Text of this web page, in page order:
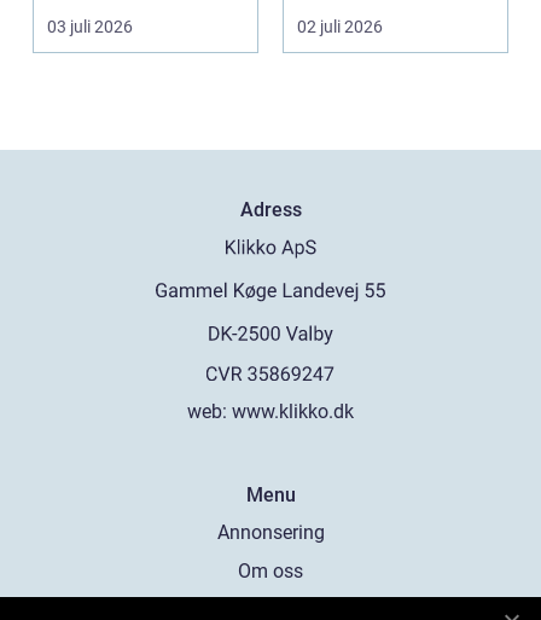
tekniska insta...
03 juli 2026
oc...
02 juli 2026
Adress
web: www.klikko.dk
Menu
Annonsering
Om oss